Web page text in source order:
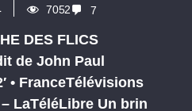
7052 7
DES FLICS
de John Paul
• FranceTélévisions
LaTéléLibre Un brin